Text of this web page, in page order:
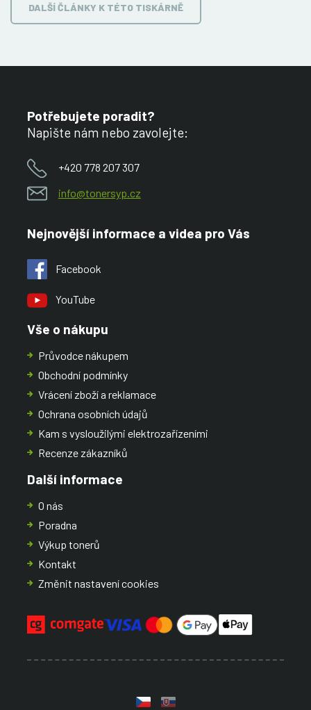
DALŠÍ ČLÁNKY K TÉTO TISKÁRNĚ
Potřebujete poradit?
Napište nám nebo zavolejte:
+420 778 207 307
info@tonersyp.cz
Nejnovější informace a videa pro Vás
Facebook
YouTube
Vše o nákupu
Průvodce nákupem
Obchodní podmínky
Vrácení zboží a reklamace
Ochrana osobních údajů
Kam s vysloužilými elektrozařízeními
Recenze zákazníků
Další informace
O nás
Poradna
Výkup tonerů
Kontakt
Změnit nastavení cookies